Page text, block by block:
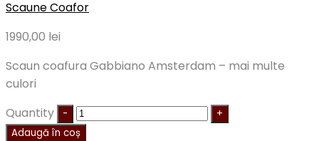
Scaune Coafor
1990,00 lei
Scaun coafura Gabbiano Amsterdam – mai multe
culori
Quantity
Adaugă în coș